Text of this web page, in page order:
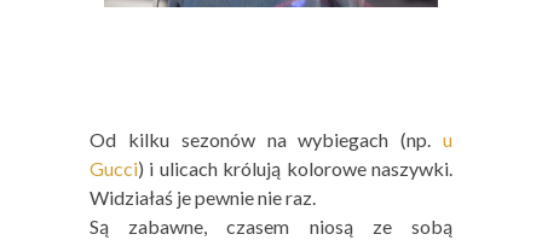
Od kilku sezonów na wybiegach (np. u
Gucci) i ulicach królują kolorowe naszywki.
Widziałaś je pewnie nie raz.
Są zabawne, czasem niosą ze sobą